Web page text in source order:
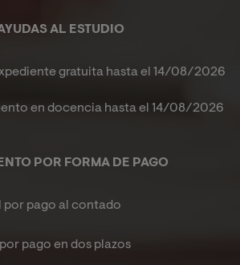
AL ESTUDIO
gratuita hasta el 14/08/2026
en docencia hasta el 14/08/2026
POR FORMA DE PAGO
por pago al contado
pago en dos plazos